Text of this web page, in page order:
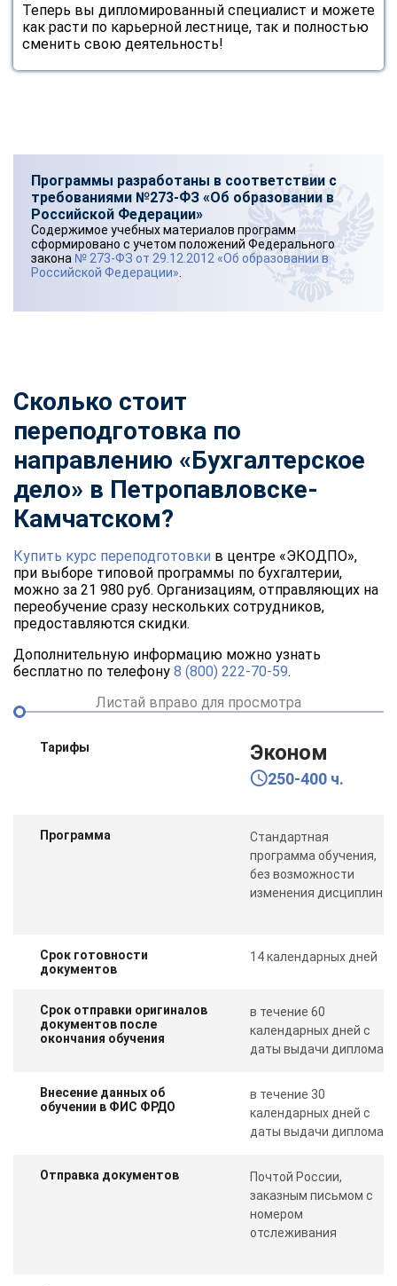
Теперь вы дипломированный специалист и можете
как расти по карьерной лестнице, так и полностью
сменить свою деятельность!
Программы разработаны в соответствии с
требованиями №273-ФЗ «Об образовании в
Российской Федерации»
Содержимое учебных материалов программ
сформировано с учетом положений Федерального
закона № 273-ФЗ от 29.12.2012 «Об образовании в
Российской Федерации»
Сколько стоит
переподготовка по
направлению «Бухгалтерское
дело» в Петропавловске-
Камчатском?
Купить курс переподготовки в центре «ЭКОДПО»,
при выборе типовой программы по бухгалтерии,
можно за 21 980 руб. Организациям, отправляющих на
переобучение сразу нескольких сотрудников,
предоставляются скидки.
Дополнительную информацию можно узнать
бесплатно по телефону 8 (800) 222-70-59.
Листай вправо для просмотра
Тарифы Эконом
250-400 ч.
Программа
Стандартная
программа обучения,
без возможности
изменения дисциплин
Срок готовности
документов
14 календарных дней
Срок отправки оригиналов
документов после
окончания обучения
в течение 60
календарных дней с
даты выдачи диплома
Внесение данных об
обучении в ФИС ФРДО
в течение 30
календарных дней с
даты выдачи диплома
Отправка документов
Почтой России,
заказным письмом с
номером
отслеживания